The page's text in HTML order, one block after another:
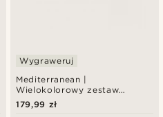
Mediterranean |
Wielokolorowy zestaw
bransoletek z koralików z
naturalnego kamienia
Wygraweruj
179,99 zł